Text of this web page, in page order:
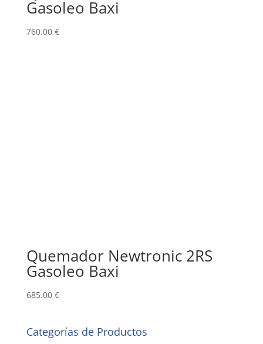
Gasoleo Baxi
760.00 €
Quemador Newtronic 2RS
Gasoleo Baxi
685.00 €
Categorías de Productos